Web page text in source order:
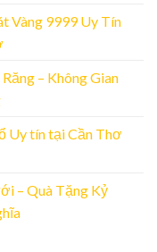
Vàng 9999 Uy Tín
– Không Gian
Uy tín tại Cần Thơ
– Quà Tặng Kỷ